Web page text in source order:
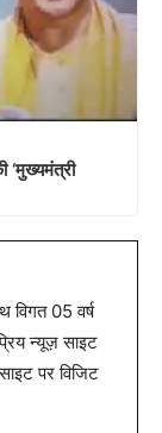
05 वर्ष
न्यूज़ साइट
पर विजिट